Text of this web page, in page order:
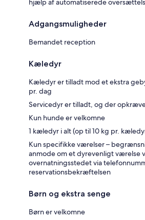
hjælp af automatiserede
Adgangsmuligheder
Bemandet reception
Kæledyr
Kæledyr er tilladt mod et ekstra
pr. dag
Servicedyr er tilladt, og der
Kun hunde er velkomne
1 kæledyr i alt (op til 10 kg pr.
Kun specifikke værelser –
anmode om et dyrevenligt værelse
overnatningsstedet via
reservationsbekræftelsen
Børn og ekstra senge
Børn er velkomne